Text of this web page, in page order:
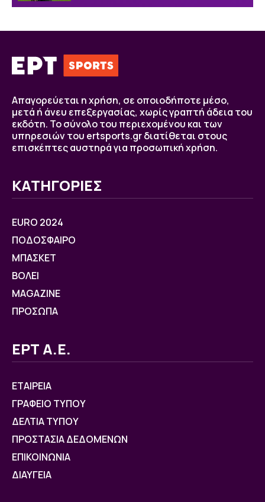
Απαγορεύεται η χρήση, σε οποιοδήποτε μέσο,
μετά ή άνευ επεξεργασίας, χωρίς γραπτή άδεια του
εκδότη. Το σύνολο του περιεχομένου και των
υπηρεσιών του ertsports.gr διατίθεται στους
επισκέπτες αυστηρά για προσωπική χρήση.
ΚΑΤΗΓΟΡΙΕΣ
EURO 2024
ΠΟΔΟΣΦΑΙΡΟ
ΜΠΑΣΚΕΤ
ΒOΛΕΙ
MAGAZINE
ΠΡΟΣΩΠΑ
ΕΡΤ Α.Ε.
ΕΤΑΙΡΕΙΑ
ΓΡΑΦΕΙΟ ΤΥΠΟΥ
ΔΕΛΤΙΑ ΤΥΠΟΥ
ΠΡΟΣΤΑΣΙΑ ΔΕΔΟΜΕΝΩΝ
ΕΠΙΚΟΙΝΩΝΙΑ
ΔΙΑΥΓΕΙΑ